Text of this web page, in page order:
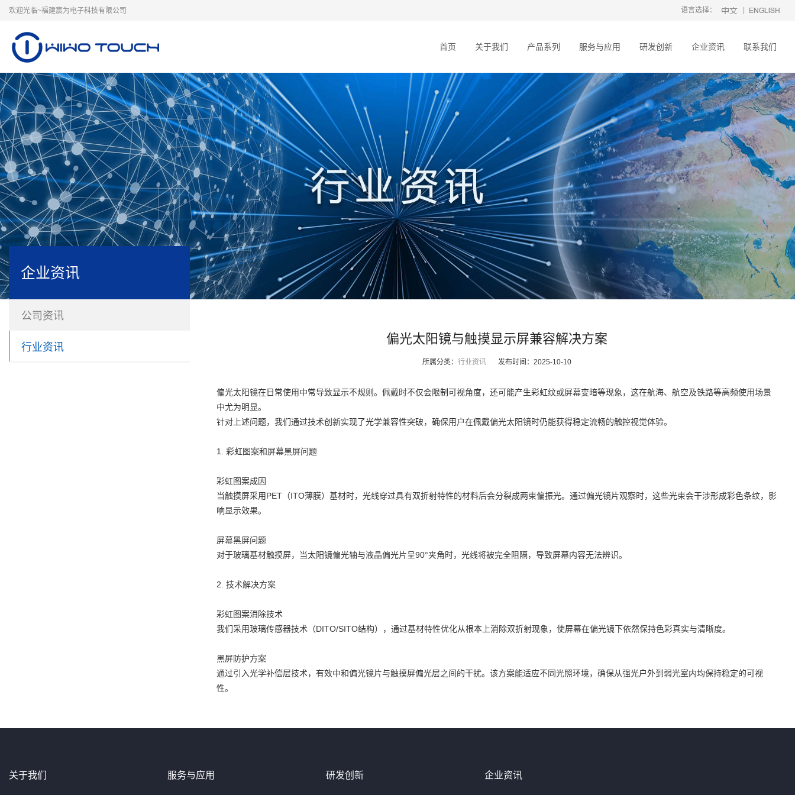
欢迎光临~福建宸为电子科技有限公司 语言选择：
首页 关于我们 产品系列 服务与应用 研发创新 企业资讯 联系我们
偏光太阳镜与触摸显示屏兼容解决方案
所属分类： 行业资讯 发布时间： 2025-10-10
偏光太阳镜在日常使用中常导致显示不规则。佩戴时不仅会限制可视角度，还可能产生彩虹纹或屏幕变暗等现象，这在航海、航空及铁路等高频使用场景
中尤为明显。
针对上述问题，我们通过技术创新实现了光学兼容性突破，确保用户在佩戴偏光太阳镜时仍能获得稳定流畅的触控视觉体验。
1. 彩虹图案和屏幕黑屏问题
彩虹图案成因
当触摸屏采用PET（ITO薄膜）基材时，光线穿过具有双折射特性的材料后会分裂成两束偏振光。通过偏光镜片观察时，这些光束会干涉形成彩色条纹，影
响显示效果。
屏幕黑屏问题
对于玻璃基材触摸屏，当太阳镜偏光轴与液晶偏光片呈90°夹角时，光线将被完全阻隔，导致屏幕内容无法辨识。
2. 技术解决方案
彩虹图案消除技术
我们采用玻璃传感器技术（DITO/SITO结构），通过基材特性优化从根本上消除双折射现象，使屏幕在偏光镜下依然保持色彩真实与清晰度。
黑屏防护方案
通过引入光学补偿层技术，有效中和偏光镜片与触摸屏偏光层之间的干扰。该方案能适应不同光照环境，确保从强光户外到弱光室内均保持稳定的可视
性。
企业资讯
公司资讯
行业资讯
关于我们 服务与应用 研发创新 企业资讯